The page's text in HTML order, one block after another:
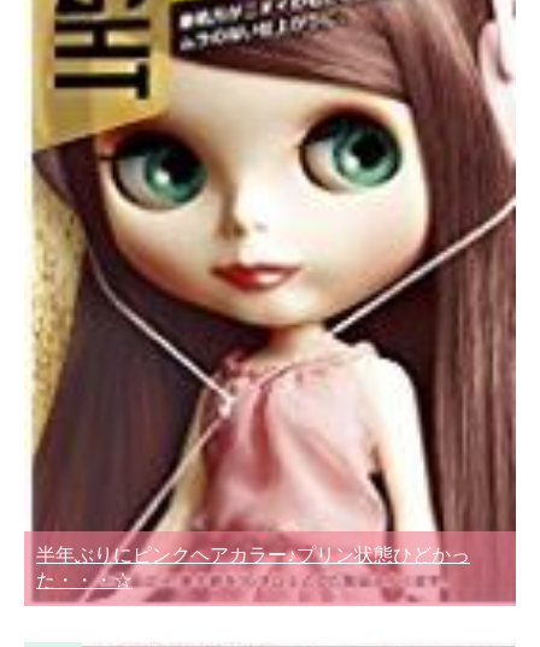
半年ぶりにピンクヘアカラー♪プリン状態ひどかっ
た・・・☆